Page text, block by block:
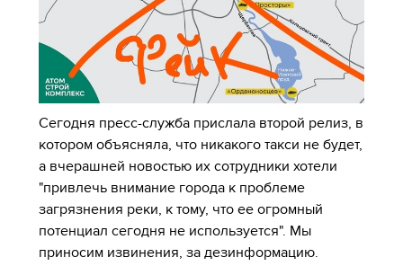
Сегодня пресс-служба прислала второй релиз, в
котором объясняла, что никакого такси не будет,
а вчерашней новостью их сотрудники хотели
"привлечь внимание города к проблеме
загрязнения реки, к тому, что ее огромный
потенциал сегодня не используется". Мы
приносим извинения, за дезинформацию.